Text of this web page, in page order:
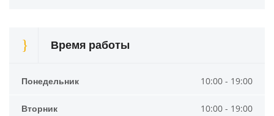
Время работы
Понедельник 10:00 - 19:00
Вторник 10:00 - 19:00